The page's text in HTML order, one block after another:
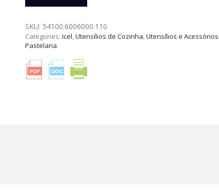
ESPÁTULA
CABO
PRETO
ICEL
SKU: 54100.6006000.110
Categories: Icel,Utensílios de Cozinha,Utensílios e
Pastelaria